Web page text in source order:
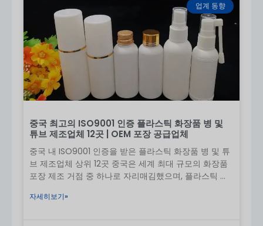
리드 타임은 디자인의 복잡성과 주문 규모에 따라 달라
집니다. 긴급 주문도 가능합니다. 자세한 내용은 문의하
세요.
품질 보증
보유 패키징은 모든 크림 튜브 주문에 대해 프리미엄 품
질을 보장합니다:
합니다. LDPE,HDPE, 및PCR 플라스틱를 사용하
여 제품의 내구성과 기능을 보장합니다.
장식 정밀도 : 여부실크 인쇄 핫 스탬핑,호일 스탬
핑, 또는라벨링 , 각 튜브에 정확하고 고품질의 장
업계 동향
중국 최고의 ISO9001 인증 플라스틱 화장품 병 및
튜브 제조업체 12곳 | OEM 포장 공급업체
중국 내 ISO9001 인증을 받은 플라스틱 화장품 병 및 튜
브 제조업체 상위 12곳 중국은 세계 최대 규모의 화장품
포장 제조 거점 중 하나로 자리매김했으며, 플라스틱 제
자세히보기»